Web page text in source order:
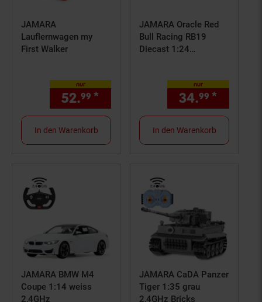
JAMARA
Lauflernwagen my
First Walker
nur
52.99 * € Sternchen
In den Warenkorb
JAMARA Oracle Red
Bull Racing RB19
Diecast 1:24
nur
34.99 *
In den Warenkorb
JAMARA BMW M4
Coupe 1:14 weiss
2,4GHz
JAMARA CaDA Panzer
Tiger 1:35 grau
2,4GHz Bricks